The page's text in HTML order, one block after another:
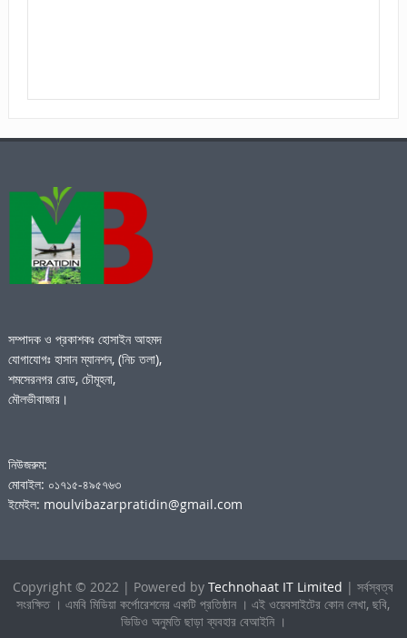
সম্পাদক ও প্রকাশকঃ হোসাইন আহমদ
যোগাযোগঃ হাসান ম্যানশন, (নিচ তলা),
শমসেরনগর রোড, চৌমূহনা,
মৌলভীবাজার।
নিউজরুম:
মোবাইল: ০১৭১৫-৪৯৫৭৬৩
ইমেইল: moulvibazarpratidin@gmail.com
Copyright © 2022 | Powered byTechnohaat IT Limited | সর্বস্বত্ব
সংরক্ষিত । এমবি মিডিয়া কর্পোরেশনের একটি প্রতিষ্ঠান । এই ওয়েবসাইটের কোন লেখা, ছবি,
ভিডিও অনুমতি ছাড়া ব্যবহার বেআইনি ।